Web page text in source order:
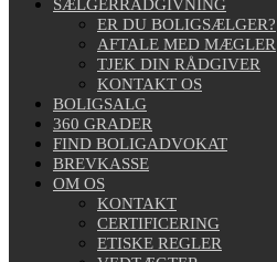
SÆLGERRÅDGIVNING
ER DU BOLIGSÆLGER?
AFTALE MED MÆGLER
TJEK DIN RÅDGIVER
KONTAKT OS
BOLIGSALG
360 GRADER
FIND BOLIGADVOKAT
BREVKASSE
OM OS
KONTAKT
CERTIFICERING
ETISKE REGLER